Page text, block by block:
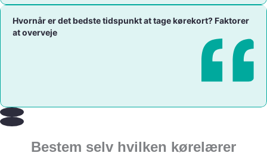
Hvornår er det bedste tidspunkt at tage kørekort? Faktorer
at overveje
Bestem selv hvilken kørelærer